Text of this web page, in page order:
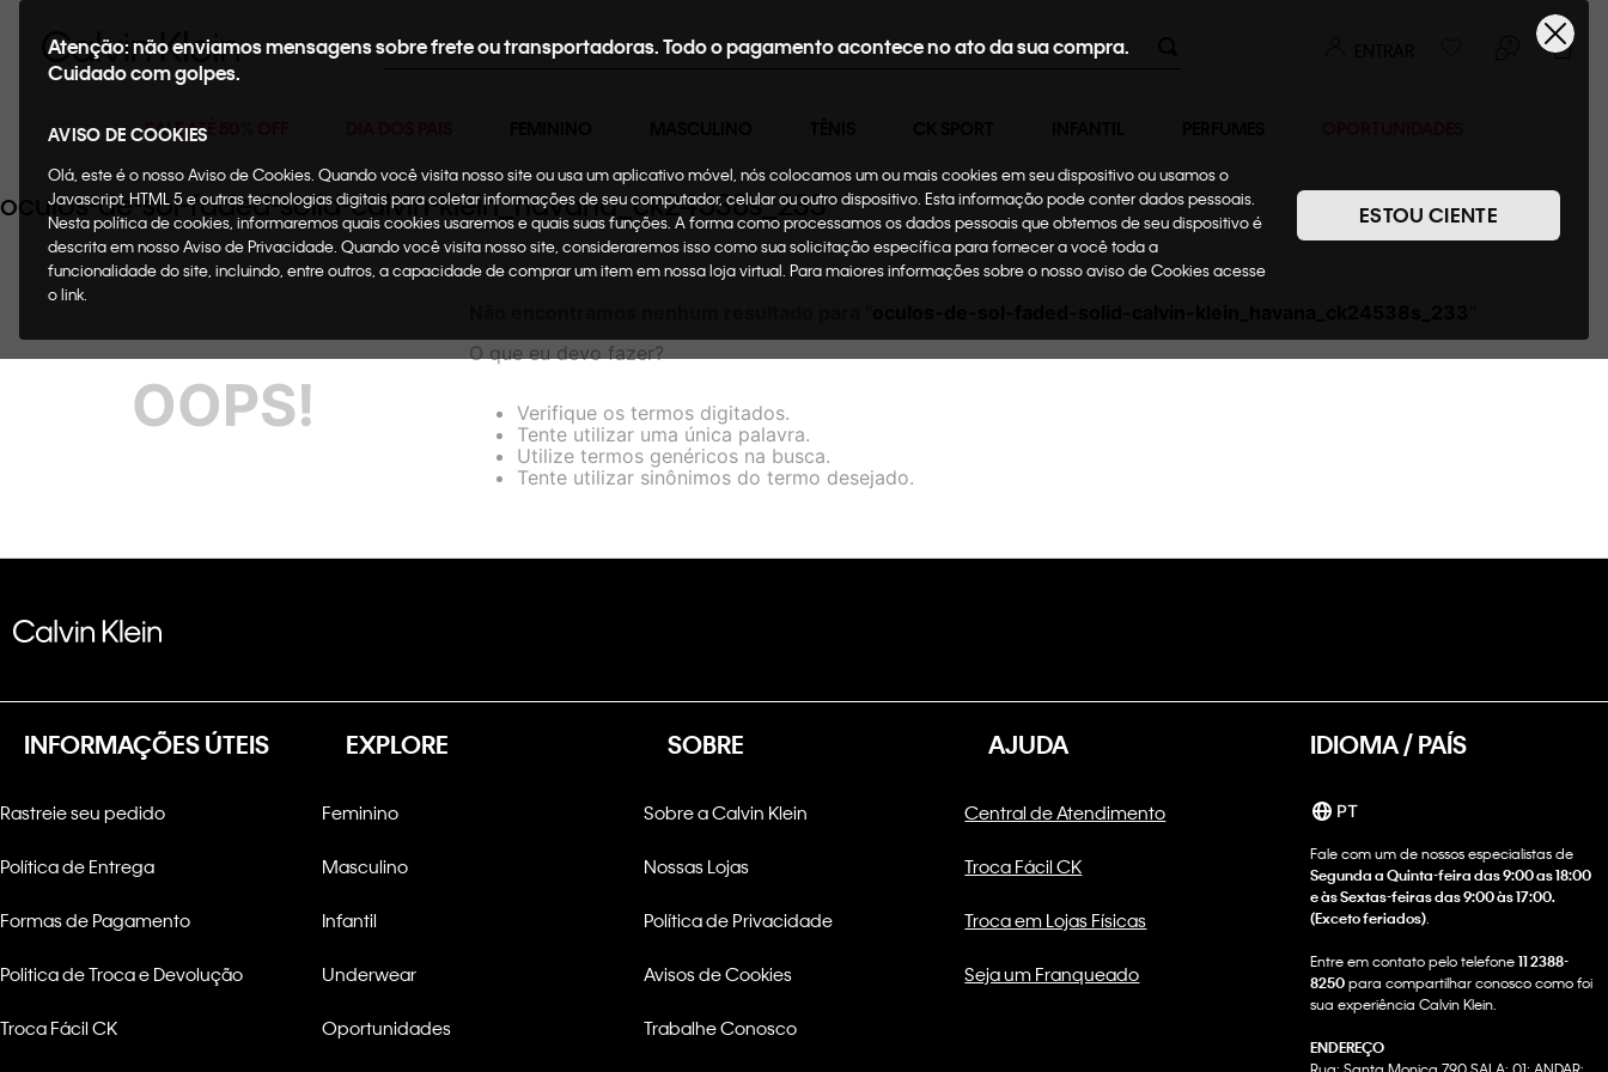
Buscar
SALE ATÉ 50% OFF
Atenção: não enviamos mensagens sobre frete ou transportadoras. Todo o pagamento acontece no ato da sua compra.
Cuidado com golpes.
AVISO DE COOKIES
Olá, este é o nosso Aviso de Cookies. Quando você visita nosso site ou usa um aplicativo móvel, nós colocamos um ou mais cookies em seu dispositivo ou usamos o
Javascript, HTML 5 e outras tecnologias digitais para coletar informações de seu computador, celular ou outro dispositivo. Esta informação pode conter dados pessoais.
Nesta política de cookies, informaremos quais cookies usaremos e quais suas funções. A forma como processamos os dados pessoais que obtemos de seu dispositivo é
descrita em nosso Aviso de Privacidade. Quando você visita nosso site, consideraremos isso como sua solicitação específica para fornecer a você toda a
funcionalidade do site, incluindo, entre outros, a capacidade de comprar um item em nossa loja virtual. Para maiores informações sobre o nosso aviso de Cookies acesse
o link.
ESTOU CIENTE
oculos-de-sol-faded-solid-calvin-klein_havana_ck24538s_233
OOPS!
O que eu devo fazer?
Verifique os termos digitados.
Tente utilizar uma única palavra.
Utilize termos genéricos na busca.
Tente utilizar sinônimos do termo desejado.
INFORMAÇÕES ÚTEIS
Rastreie seu pedido
Política de Entrega
Formas de Pagamento
Politica de Troca e Devolução
Troca Fácil CK
EXPLORE
Feminino
Masculino
Infantil
Underwear
Oportunidades
SOBRE
Sobre a Calvin Klein
Nossas Lojas
Política de Privacidade
Avisos de Cookies
Trabalhe Conosco
AJUDA
Central de Atendimento
Troca Fácil CK
Troca em Lojas Físicas
Seja um Franqueado
IDIOMA / PAÍS
PT
Fale com um de nossos especialistas de
Segunda a Quinta-feira das 9:00 as 18:00
e às Sextas-feiras das 9:00 às 17:00.
(Exceto feriados)
Entre em contato pelo telefone11 2388-
8250para compartilhar conosco como foi
sua experiência Calvin Klein.
ENDEREÇO